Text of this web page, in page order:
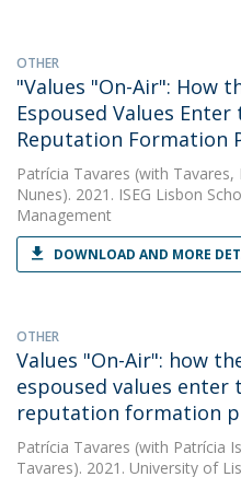
OTHER
"Values "On-Air": How
Espoused Values
Reputation Formation
Patrícia Tavares (with Tavares,
Nunes). 2021. ISEG Lisbon
Management
DOWNLOAD AND MORE
OTHER
Values "On-Air": how
espoused values
reputation formation
Patrícia Tavares (with Patrícia
Tavares). 2021. University of